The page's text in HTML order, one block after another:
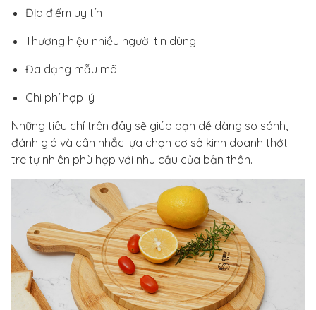
Địa điểm uy tín
Thương hiệu nhiều người tin dùng
Đa dạng mẫu mã
Chi phí hợp lý
Những tiêu chí trên đây sẽ giúp bạn dễ dàng so sánh,
đánh giá và cân nhắc lựa chọn cơ sở kinh doanh thớt
tre tự nhiên phù hợp với nhu cầu của bản thân.